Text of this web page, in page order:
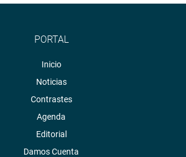
PORTAL
Inicio
Noticias
Contrastes
Agenda
Editorial
Damos Cuenta